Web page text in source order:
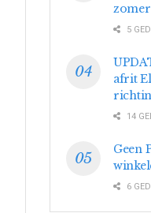
zomer
5
afrit
14
Geen
6